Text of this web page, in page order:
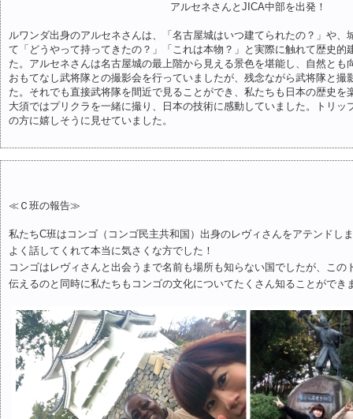
アルセネさんとJICA中部を出発！
ルワンダ出身のアルセネさんは、「名古屋城はいつ建てられたの？」や、
て「どうやって持ってきたの？」「これは本物？」と実際に触れて歴史的
た。アルセネさんは名古屋城の最上階から見える景色を堪能し、自然とも
おもてなし武将隊との撮影会を行っていましたが、残念ながら武将隊と撮
た。それでも直接武将隊を間近で見ることができ、私たちも日本の歴史を
大須ではプリクラを一緒に撮り、日本の技術に感動していました。トリッ
の方に嬉しそうに見せていました。
≪Ｃ班の報告≫
私たちC班はコンゴ（コンゴ民主共和国）出身のレヴィさんをアテンドし
よく話してくれて本当に気さくな方でした！
コンゴはレヴィさんと出会うまで名前も場所も知らない国でしたが、この
伝えるのと同時に私たちもコンゴの文化についてたくさん知ることができ